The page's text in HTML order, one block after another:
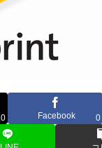
0 Facebook 0